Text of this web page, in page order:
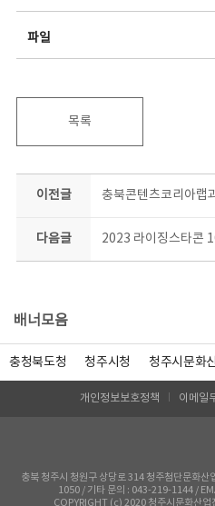
파일
목록
이전글
다음글 2023 라이징스타콘
배너모음
충청북도청 청주시청 청주시문화
개인정보보호정책 이메일
충북 청주시 청원구 상당로 314 청주첨단문화
1050 / 기타 문의 : 043-219-1144 /
COPYRIGHT (c) 2020 청주시문화산업